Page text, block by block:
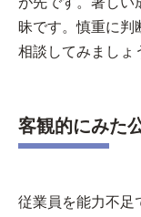
昧です。慎重に判
相談してみましょ
客観的にみた
従業員を能力不足